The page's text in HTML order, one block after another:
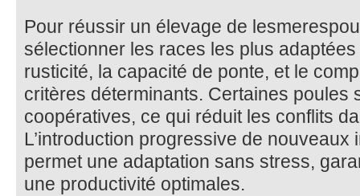
Pour réussir un élevage de
sélectionner les races les plus
rusticité, la capacité de ponte, et le
critères déterminants. Certaines poules
coopératives, ce qui réduit les conflits
L’introduction progressive de nouveaux
permet une adaptation sans stress,
une productivité optimales.